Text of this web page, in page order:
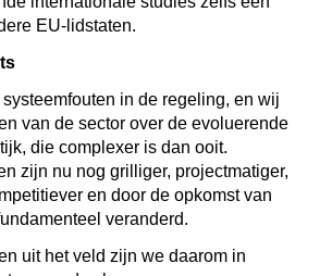
EU-lidstaten.
in de regeling, en wij
van de sector over de evoluerende
die complexer is dan ooit.
zijn nu nog grilliger, projectmatiger,
en door de opkomst van
veranderd.
uit het veld zijn we daarom in